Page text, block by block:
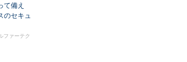
て備え
のセキュ
ファーテク